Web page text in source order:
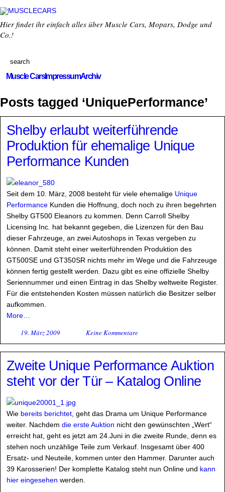
Hier findet ihr einfach alles über Muscle Cars, Mopars, Dodge und
Co.!
Muscle CarsImpressumArchiv
Posts tagged ‘UniquePerformance’
Shelby erlaubt weiterführende
Produktion für ehemalige Unique
Performance Kunden
Seit dem 10. März, 2008 besteht für viele ehemalige Unique
Performance Kunden die Hoffnung, doch noch zu ihren begehrten
Shelby GT500 Eleanors zu kommen. Denn Carroll Shelby
Licensing Inc. hat bekannt gegeben, die Lizenzen für den Bau
dieser Fahrzeuge, an zwei Autoshops in Texas vergeben zu
können. Damit steht einer weiterführenden Produktion des
GT500SE und GT350SR nichts mehr im Wege und die Fahrzeuge
können fertig gestellt werden. Dazu gibt es eine offizielle Shelby
Seriennummer und einen Eintrag in das Shelby weltweite Register.
Für die entstehenden Kosten müssen natürlich die Besitzer selber
aufkommen.
More…
19. März 2009 Keine Kommentare
Zweite Unique Performance Auktion
steht vor der Tür – Katalog Online
Wie bereits berichtet , geht das Drama um Unique Performance
weiter. Nachdem die erste Auktion nicht den gewünschten „Wert“
erreicht hat, geht es jetzt am 24.Juni in die zweite Runde, denn es
stehen noch unzählige Teile zum Verkauf. Insgesamt über 400
Ersatz- und Neuteile, kommen unter den Hammer. Darunter auch
39 Karosserien! Der komplette Katalog steht nun Online und kann
hier eingesehen werden.